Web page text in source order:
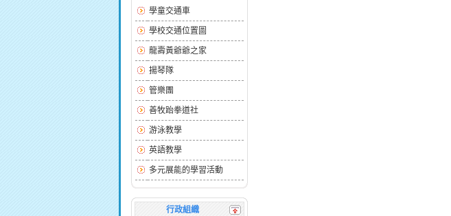
學童交通車
學校交通位置圖
龍壽黃爺爺之家
揚琴隊
管樂團
善牧跆拳道社
游泳教學
英語教學
多元展能的學習活動
行政組織